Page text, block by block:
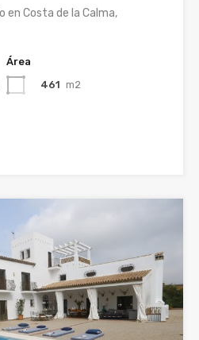
en Costa de la Calma,
Área
461 m2